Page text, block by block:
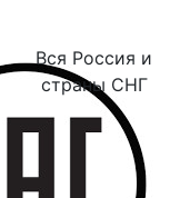
Вся Россия и
страны СНГ